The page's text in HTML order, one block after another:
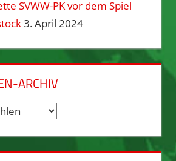
SVWW-PK vor dem Spiel
3. April 2024
ARCHIV